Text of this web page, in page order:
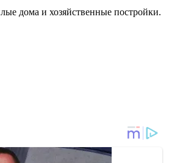
дома и хозяйственные постройки.